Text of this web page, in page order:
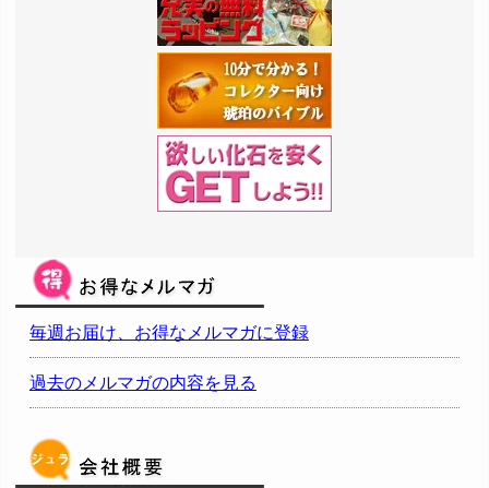
毎週お届け、お得なメルマガに登録
過去のメルマガの内容を見る